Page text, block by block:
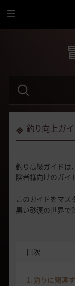
全
句
を
釣り向上ガイ
釣り高級ガイドは
険者様向けのガイ
このガイドをマス
黒い砂漠の世界で
目次
1. 釣りに関連